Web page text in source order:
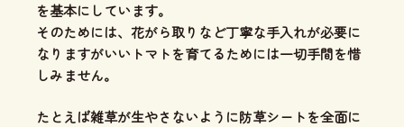
を基本にしています。
そのためには、花がら取りなど丁寧な手入れが必要に
なりますがいいトマトを育てるためには一切手間を惜
しみません。
たとえば雑草が生やさないように防草シートを全面に